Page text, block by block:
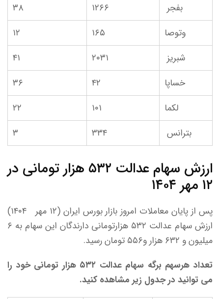
بفجر
۱۲۶۶
۳۸
وتوصا
۱۶۵
۱۲
شبریز
۲۰۳۱
۴۱
خساپا
۴۲
۳۶
لکما
۱۰۱
۲۲
بترانس
۳۳۴ ۳
ارزش سهام عدالت ۵۳۲ هزار تومانی در
۱۲ مهر ۱۴۰۴
پس از پایان معاملات امروز بازار بورس ایران (۱۲ مهر ۱۴۰۴)
ارزش سهام عدالت ۵۳۲ هزارتومانی دارندگان این سهام به ۶
میلیون و ۶۳۲ هزار و۵۵۶ تومان رسید.
تعداد هرسهم برگه سهام عدالت ۵۳۲ هزار تومانی خود را
می توانید در جدول زیر مشاهده کنید.